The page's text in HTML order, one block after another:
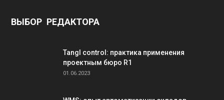
ВЫБОР РЕДАКТОРА
Tangl control: практика применения
проектным бюро R1
01.06.2023